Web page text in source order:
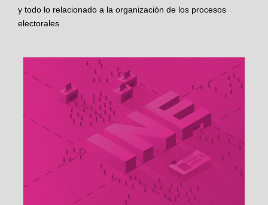
y todo lo relacionado a la organización de los procesos
electorales